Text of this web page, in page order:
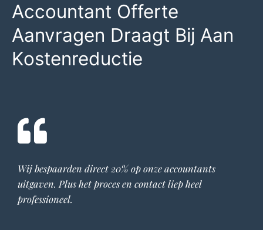
Accountant Offerte
Aanvragen Draagt Bij Aan
Kostenreductie
Wij bespaarden direct 20% op onzeaccountants
uitgaven. Plus het proces en contact liep heel
professioneel.